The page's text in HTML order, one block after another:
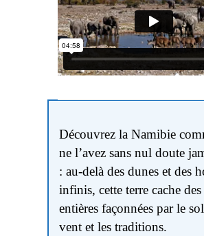
Découvrez la Namibie
ne l’avez sans nul doute
: au-delà des dunes et des
infinis, cette terre cache
entières façonnées par le
vent et les traditions.